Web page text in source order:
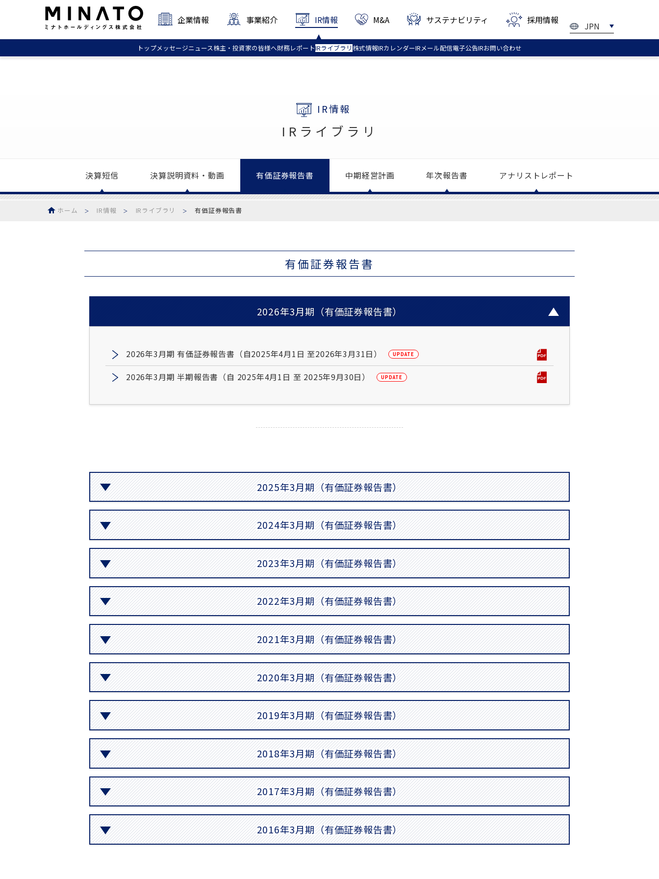
JPN
企業情報 事業紹介 IR情報 M&A サステナビリティ 採用情報
トップメッセージニュース株主・投資家の皆様へ財務レポートIRライブラリ 株式情報IRカレンダーIR メール配信電子公告IRお問い合わせ
IR情報
IRライブラリ
決算短信 決算説明資料・動画 有価証券報告書 中期経営計画 年次報告書 アナリスト レポート
ホーム ＞ IR情報 ＞ IRライブラリ ＞ 有価証券報告書
有価証券報告書
2026年3月期（有価証券報告書）
2026年3月期 有価証券報告書（自2025年4月1日 至2026年3月31日） UPDATE
2026年3月期 半期報告書（自 2025年4月1日 至 2025年9月30日） UPDATE
2025年3月期（有価証券報告書）
2024年3月期（有価証券報告書）
2023年3月期（有価証券報告書）
2022年3月期（有価証券報告書）
2021年3月期（有価証券報告書）
2020年3月期（有価証券報告書）
2019年3月期（有価証券報告書）
2018年3月期（有価証券報告書）
2017年3月期（有価証券報告書）
2016年3月期（有価証券報告書）